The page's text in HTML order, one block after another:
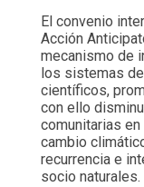
El convenio
Acción
mecanismo de
los sistemas
científicos,
con ello
comunitarias
cambio
recurrencia e
socio naturales.